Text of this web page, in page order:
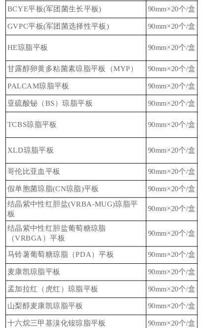
BCYE平板(军团菌生长平板) 90mm×20个/盒
GVPC平板(军团菌选择性平板) 90mm×20个/盒
HE琼脂平板 90mm×20个/盒
甘露醇卵黄多粘菌素琼脂平板（MYP） 90mm×20个/盒
PALCAM琼脂平板 90mm×20个/盒
亚硫酸铋（BS）琼脂平板 90mm×20个/盒
TCBS琼脂平板 90mm×20个/盒
XLD琼脂平板 90mm×20个/盒
哥伦比亚血平板 90mm×20个/盒
假单胞菌琼脂(CN琼脂)平板 90mm×20个/盒
结晶紫中性红胆盐(VRBA-MUG)琼脂平
板
90mm×20个/盒
结晶紫中性红胆盐葡萄糖琼脂
（VRBGA）平板
90mm×20个/盒
马铃薯葡萄糖琼脂（PDA）平板 90mm×20个/盒
麦康凯琼脂平板 90mm×20个/盒
孟加拉红（虎红）琼脂平板 90mm×20个/盒
山梨醇麦康凯琼脂平板 90mm×20个/盒
十六烷三甲基溴化铵琼脂平板 90mm×20个/盒